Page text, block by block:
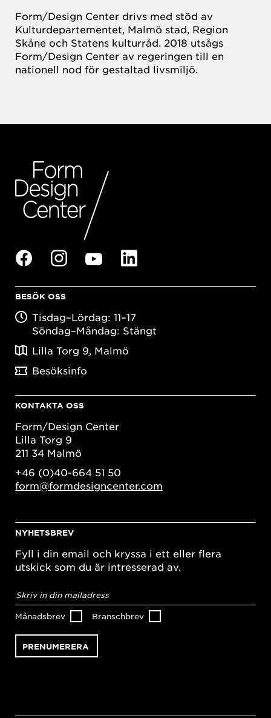
Form/Design Center drivs med stöd av
Kulturdepartementet, Malmö stad, Region
Skåne och Statens kulturråd. 2018 utsågs
Form/Design Center av regeringen till en
nationell nod för gestaltad livsmiljö.
BESÖK OSS
Tisdag–Lördag: 11–17
Söndag–Måndag: Stängt
Lilla Torg 9, Malmö
Besöksinfo
KONTAKTA OSS
Form/Design Center
Lilla Torg 9
211 34 Malmö
+46 (0)40-664 51 50
form@formdesigncenter.com
NYHETSBREV
Fyll i din email och kryssa i ett eller flera
utskick som du är intresserad av.
postadress*
Månadsbrev Branschbrev